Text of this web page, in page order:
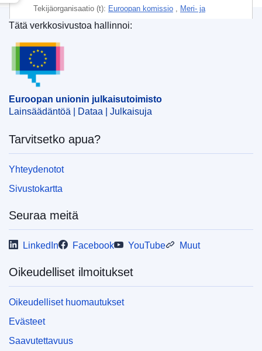
Tekijäorganisaatio (t): Euroopan komissio
Meri- ja
kalastusasioiden pääosasto(
Aihe:kalastusoikeudet
kalastusvyöhyke
Norsunluurannikko
CELEX : 52025PC0076
COMNAT : COM_2025_0076_FIN
Euroopan unionin julkaisutoimisto
Tätä verkkosivustoa hallinnoi:
Euroopan unionin julkaisutoimisto
Lainsäädäntöä | Dataa | Julkaisuja
Tarvitsetko apua?
Yhteydenotot
Sivustokartta
Seuraa meitä
LinkedIn Facebook YouTube Muut
Oikeudelliset ilmoitukset
Oikeudelliset huomautukset
Evästeet
Saavutettavuus